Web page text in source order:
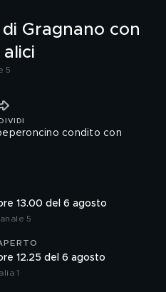
Gragnano con
5
condito con
13.00 del 6 agosto
5
12.25 del 6 agosto
1